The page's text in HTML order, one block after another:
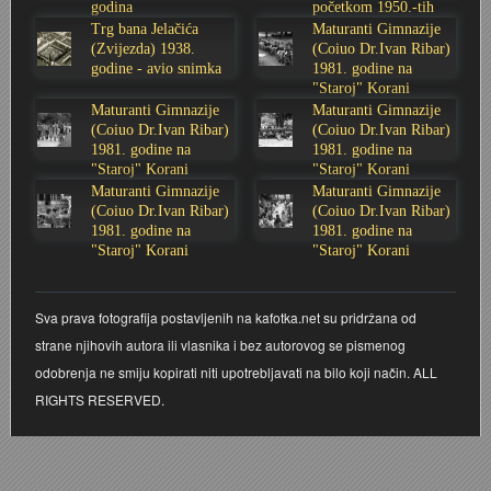
Stoljetna poplava 1939.
Tvornica potkivačkih čavala Mustad-Karlovac
Boksački klub Velebit
Banija - poplava 4. 12. 1966.
Autobusna stanica na Korzu
Auto cross
AMD Zanatlija
Adamo klub
Mala scena 1987. - Le Cinema
Marina Perazić, Davor Tolja (Denis&Denis) i Edi
Maturanti Gimnazije 1988. godine
Motocross
NULA
Nepokoreni grad - Trojanski konj (epizoda)
Zavjet Petra Grgeca - 1998.
Mimohod 23. kolovoza 1995.
Ekonomska škola - ratne godine
Dubravko Halovanić - Ratne godine
Crkva Sv. Doroteje - 1991.
Frizerski salon Gerber (Kopf) - utemeljen 1924.
Gimnazijska i Ekonomska zbornica - Igor Mihelić
INKASATOR
Karlovački fotograf Josip Žunić
Obitelj Klemenčić
Krešimir Botković - RAZGLEDNICE
Krešimir Perušić - Nogomet
godina
početkom 1950.-tih
godina
Trg bana Jelačića
(Zvijezda) 1938.
godine - avio snimka
Maturanti Gimnazije
(Coiuo Dr.Ivan Ribar)
1981. godine na
"Staroj" Korani
Maturanti Gimnazije
(Coiuo Dr.Ivan Ribar)
1981. godine na
"Staroj" Korani
Maturanti Gimnazije
(Coiuo Dr.Ivan Ribar)
1981. godine na
"Staroj" Korani
Maturanti Gimnazije
(Coiuo Dr.Ivan Ribar)
1981. godine na
"Staroj" Korani
Maturanti Gimnazije
(Coiuo Dr.Ivan Ribar)
1981. godine na
"Staroj" Korani
Sva prava fotografija postavljenih na kafotka.net su pridržana od
strane njihovih autora ili vlasnika i bez autorovog se pismenog
odobrenja ne smiju kopirati niti upotrebljavati na bilo koji način. ALL
RIGHTS RESERVED.